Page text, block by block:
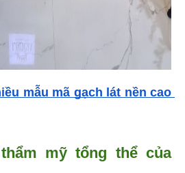
mẫu mã gạch lát nền cao
mỹ tổng thể của